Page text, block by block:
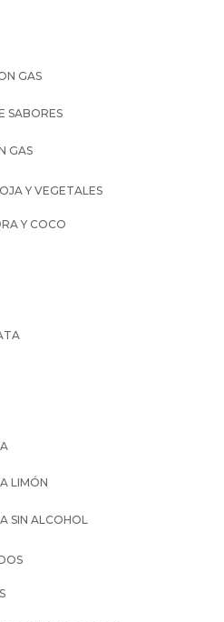
GAS
SABORES
GAS
Y VEGETALES
Y COCO
LIMÓN
SIN ALCOHOL